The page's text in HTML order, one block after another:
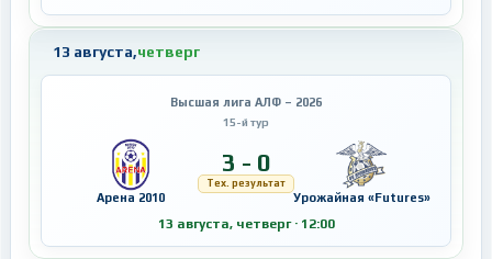
13 августа,четверг
Высшая лига АЛФ – 2026
15-й тур
Арена 2010
3 - 0
Тех. результат
Урожайная «Futures»
13 августа, четверг · 12:00